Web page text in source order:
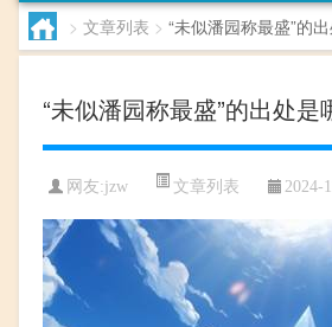
> 文章列表 > “未似潘园称最盛”的
“未似潘园称最盛”的出处是
网友:jzw 文章列表 2024-